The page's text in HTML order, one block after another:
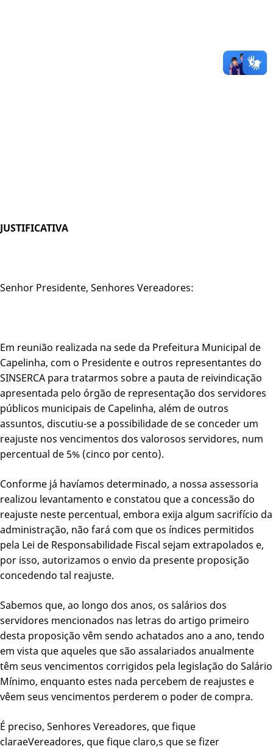
JUSTIFICATIVA
Senhor Presidente, Senhores Vereadores:
Em reunião realizada na sede da Prefeitura Municipal de
Capelinha, com o Presidente e outros representantes do
SINSERCA para tratarmos sobre a pauta de reivindicação
apresentada pelo órgão de representação dos servidores
públicos municipais de Capelinha, além de outros
assuntos, discutiu-se a possibilidade de se conceder um
reajuste nos vencimentos dos valorosos servidores, num
percentual de 5% (cinco por cento).
Conforme já havíamos determinado, a nossa assessoria
realizou levantamento e constatou que a concessão do
reajuste neste percentual, embora exija algum sacrifício da
administração, não fará com que os índices permitidos
pela Lei de Responsabilidade Fiscal sejam extrapolados e,
por isso, autorizamos o envio da presente proposição
concedendo tal reajuste.
Sabemos que, ao longo dos anos, os salários dos
servidores mencionados nas letras do artigo primeiro
desta proposição vêm sendo achatados ano a ano, tendo
em vista que aqueles que são assalariados anualmente
têm seus vencimentos corrigidos pela legislação do Salário
Mínimo, enquanto estes nada percebem de reajustes e
vêem seus vencimentos perderem o poder de compra.
É preciso, Senhores Vereadores, que fique
claraeVereadores, que fique claro,s que se fizer